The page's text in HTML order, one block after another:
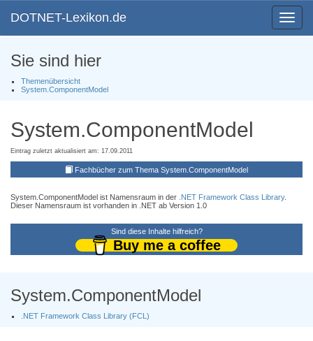
Toggle
DOTNET-Lexikon.de
Sie sind hier
Themenübersicht
System.ComponentModel
System.ComponentModel
Eintrag zuletzt aktualisiert am: 17.09.2011
Fachbücher zum Thema System.ComponentModel
System.ComponentModel ist Namensraum in der .NET Framework Class Library.
Dieser Namensraum ist vorhanden in .NET ab Version 1.0
Sind diese Inhalte hilfreich?
Buy me a coffee
System.ComponentModel
.NET Framework Class Library (FCL)